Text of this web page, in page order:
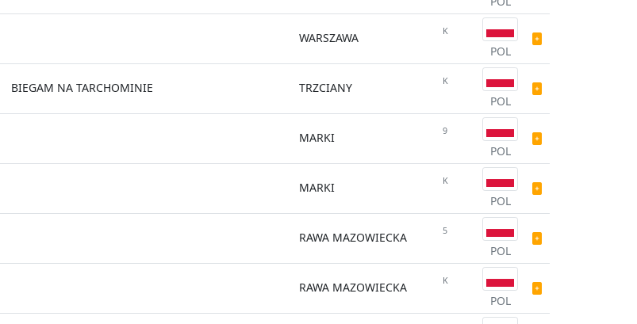
WARSZAWA K
POL
BIEGAM NA TARCHOMINIE TRZCIANY K
POL
MARKI 9
POL
MARKI K
POL
RAWA MAZOWIECKA 5
POL
RAWA MAZOWIECKA K
POL